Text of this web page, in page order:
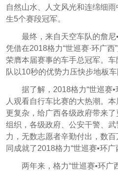
自然山水、人文风光和连绵细
生5个赛段冠军。
最终，来自天空车队的詹尼
凭借在2018格力“世巡赛·环广西
荣膺本届赛事的车手总冠军。
队以10秒的优势力压快步地板
据了解，2018格力“世巡赛
人观看自行车比赛的大热潮。
更复杂，给广西各级政府带来
组织，各级政府、公安干警、
力，无数志愿者辛勤付出，数
同成就了2018格力“世巡赛•环广
两年来，格力“世巡赛•环广